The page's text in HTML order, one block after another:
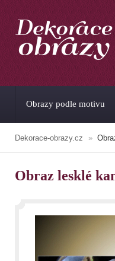
Obrazy podle motivu
Dekorace-obrazy.cz
Obraz lesklé